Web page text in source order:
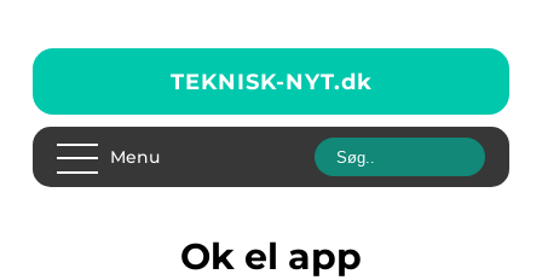
TEKNISK-NYT.dk
Menu
ok el app